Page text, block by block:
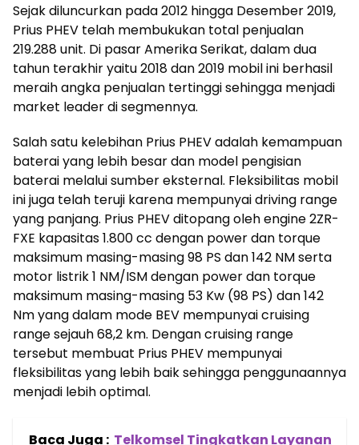
Sejak diluncurkan pada 2012 hingga Desember 2019,
Prius PHEV telah membukukan total penjualan
219.288 unit. Di pasar Amerika Serikat, dalam dua
tahun terakhir yaitu 2018 dan 2019 mobil ini berhasil
meraih angka penjualan tertinggi sehingga menjadi
market leader di segmennya.
Salah satu kelebihan Prius PHEV adalah kemampuan
baterai yang lebih besar dan model pengisian
baterai melalui sumber eksternal. Fleksibilitas mobil
ini juga telah teruji karena mempunyai driving range
yang panjang. Prius PHEV ditopang oleh engine 2ZR-
FXE kapasitas 1.800 cc dengan power dan torque
maksimum masing-masing 98 PS dan 142 NM serta
motor listrik 1 NM/ISM dengan power dan torque
maksimum masing-masing 53 Kw (98 PS) dan 142
Nm yang dalam mode BEV mempunyai cruising
range sejauh 68,2 km. Dengan cruising range
tersebut membuat Prius PHEV mempunyai
fleksibilitas yang lebih baik sehingga penggunaannya
menjadi lebih optimal.
Baca Juga : Telkomsel Tingkatkan Layanan